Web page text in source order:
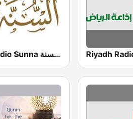
Radio Sunna إذاعة السنة